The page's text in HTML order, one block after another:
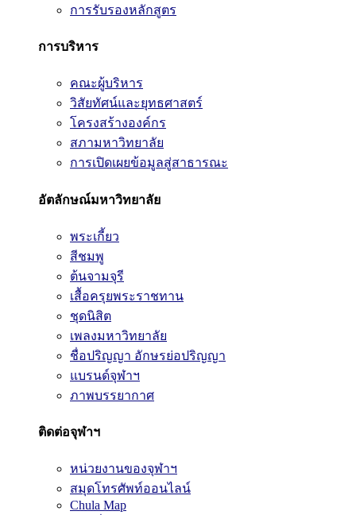
การรับรองหลักสูตร
การบริหาร
คณะผู้บริหาร
วิสัยทัศน์และยุทธศาสตร์
โครงสร้างองค์กร
สภามหาวิทยาลัย
การเปิดเผยข้อมูลสู่สาธารณะ
อัตลักษณ์มหาวิทยาลัย
พระเกี้ยว
สีชมพู
ต้นจามจุรี
เสื้อครุยพระราชทาน
ชุดนิสิต
เพลงมหาวิทยาลัย
ชื่อปริญญา อักษรย่อปริญญา
แบรนด์จุฬาฯ
ภาพบรรยากาศ
ติดต่อจุฬาฯ
หน่วยงานของจุฬาฯ
สมุดโทรศัพท์ออนไลน์
Chula Map